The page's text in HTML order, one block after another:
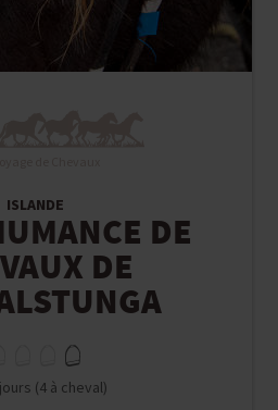
ISLANDE
DE
DE
(4 à cheval)